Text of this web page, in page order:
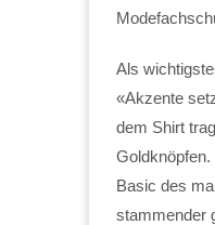
Als
«Akzente
dem Shirt
Basic des
stammender